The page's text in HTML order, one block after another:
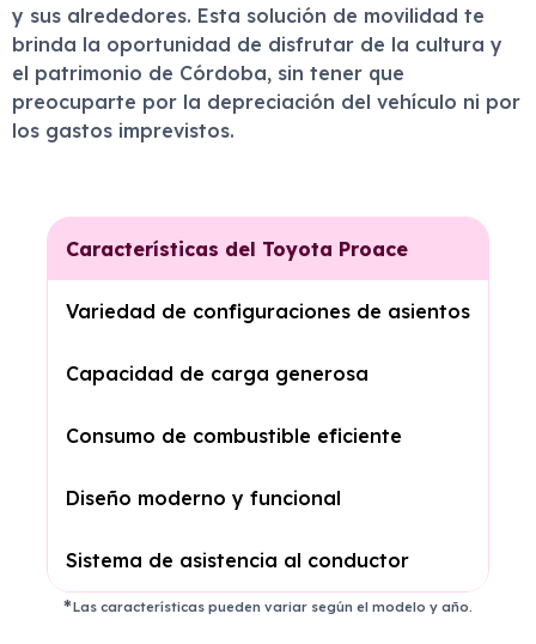
y sus alrededores. Esta solución de movilidad te
brinda la oportunidad de disfrutar de la cultura y
el patrimonio de Córdoba, sin tener que
preocuparte por la depreciación del vehículo ni por
los gastos imprevistos.
Características del Toyota Proace
Variedad de configuraciones de asientos
Capacidad de carga generosa
Consumo de combustible eficiente
Diseño moderno y funcional
Sistema de asistencia al conductor
Las características pueden variar según el modelo y año.